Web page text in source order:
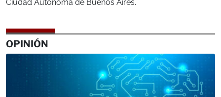
Ciudad Autónoma de Buenos Aires.
OPINIÓN